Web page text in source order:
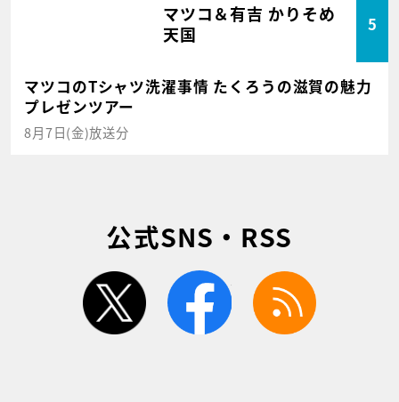
マツコ＆有吉 かりそめ
天国
5
マツコのTシャツ洗濯事情 たくろうの滋賀の魅力
プレゼンツアー
8月7日(金)放送分
公式SNS・RSS
twitter facebook